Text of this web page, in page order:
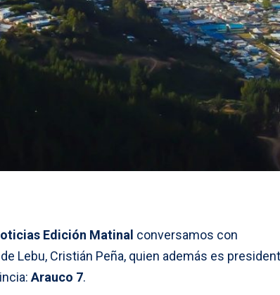
Edición Matinal conversamos con
Lebu, Cristián Peña, quien además es
Arauco 7.